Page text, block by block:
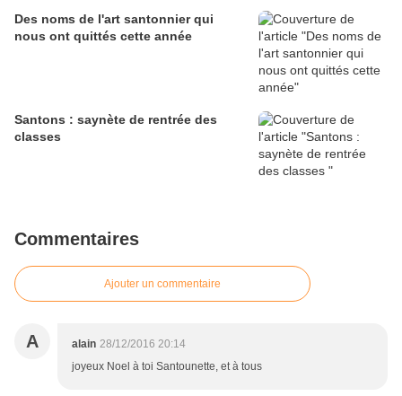
Des noms de l'art santonnier qui
nous ont quittés cette année
Santons : saynète de rentrée des
classes
Commentaires
Ajouter un commentaire
A alain 28/12/2016 20:14
joyeux Noel à toi Santounette, et à tous